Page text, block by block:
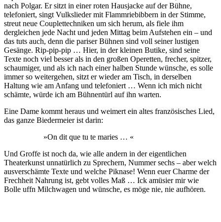
nach Polgar. Er sitzt in einer roten Hausjacke auf der Bühne,
telefoniert, singt Vulkslieder mit Flammriebibbern in der Stimme,
streut neue Couplettechniken um sich herum, als fiele ihm
dergleichen jede Nacht und jeden Mittag beim Aufstehen ein – und
das tuts auch, denn die pariser Bühnen sind voll seiner lustigen
Gesänge. Rip-pip-pip … Hier, in der kleinen Butike, sind seine
Texte noch viel besser als in den großen Operetten, frecher, spitzer,
schaumiger, und als ich nach einer halben Stunde wünsche, es solle
immer so weitergehen, sitzt er wieder am Tisch, in derselben
Haltung wie am Anfang und telefoniert … Wenn ich mich nicht
schämte, würde ich am Bühnentürl auf ihn warten.
Eine Dame kommt heraus und weimert ein altes französisches Lied,
das ganze Biedermeier ist darin:
»On dit que tu te maries … «
Und Groffe ist noch da, wie alle andern in der eigentlichen
Theaterkunst unnatürlich zu Sprechern, Nummer sechs – aber welch
ausverschämte Texte und welche Piknase! Wenn euer Charme der
Frechheit Nahrung ist, gebt volles Maß … Ick amüsier mir wie
Bolle uffn Milchwagen und wünsche, es möge nie, nie aufhören.